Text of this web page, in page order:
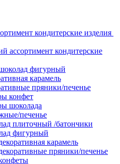
кондитерские изделия
ассортимент кондитерские
фигурный
карамель
пряники/печенье
конфет
шоколада
печенье
плиточный /батончики
фигурный
карамель
пряники/печенье